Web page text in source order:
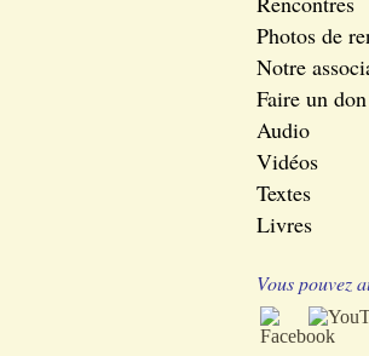
Photos de
Notre
Faire un don
Audio
Vidéos
Textes
Livres
Vous pouvez